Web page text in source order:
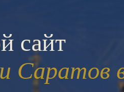
сайт
Саратов